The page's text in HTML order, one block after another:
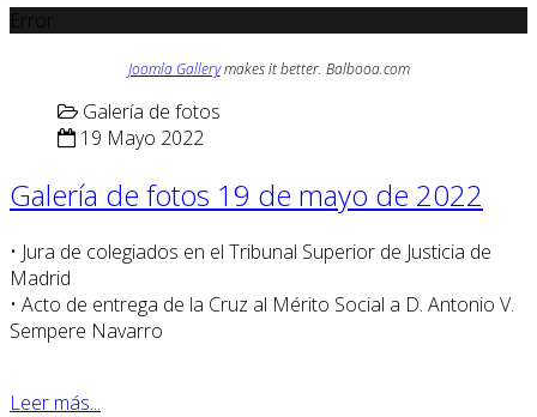
Joomla Gallerymakes it better. Balbooa.com
Galería de fotos
19 Mayo 2022
Galería de fotos 19 de mayo de 2022
• Jura de colegiados en el Tribunal Superior de Justicia de
Madrid
• Acto de entrega de la Cruz al Mérito Social a D. Antonio V.
Sempere Navarro
Leer más...